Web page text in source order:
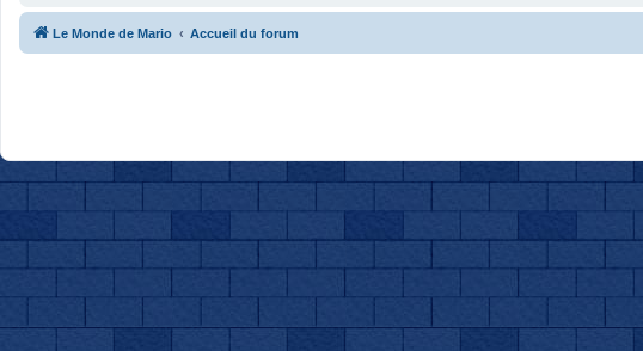
Le Monde de Mario Accueil du forum